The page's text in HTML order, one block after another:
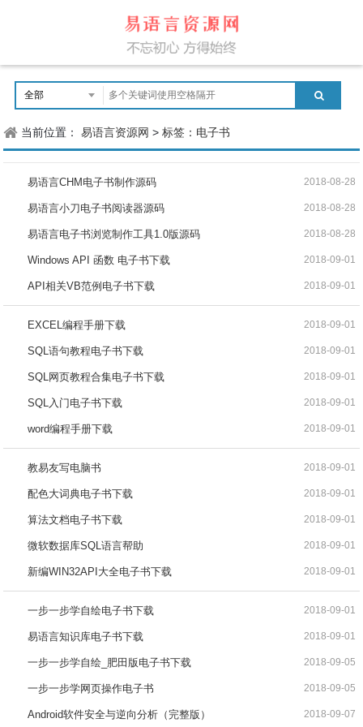
当前位置：易语言资源网 >标签：电子书
易语言CHM电子书制作源码 2018-08-28
易语言小刀电子书阅读器源码 2018-08-28
易语言电子书浏览制作工具1.0版源码 2018-08-28
Windows API 函数 电子书下载 2018-09-01
API相关VB范例电子书下载 2018-09-01
EXCEL编程手册下载 2018-09-01
SQL语句教程电子书下载 2018-09-01
SQL网页教程合集电子书下载 2018-09-01
SQL入门电子书下载 2018-09-01
word编程手册下载 2018-09-01
教易友写电脑书 2018-09-01
配色大词典电子书下载 2018-09-01
算法文档电子书下载 2018-09-01
微软数据库SQL语言帮助 2018-09-01
新编WIN32API大全电子书下载 2018-09-01
一步一步学自绘电子书下载 2018-09-01
易语言知识库电子书下载 2018-09-01
一步一步学自绘_肥田版电子书下载 2018-09-05
一步一步学网页操作电子书 2018-09-05
Android软件安全与逆向分析（完整版） 2018-09-07